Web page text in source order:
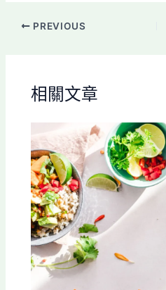
PREVIOUS
相關文章